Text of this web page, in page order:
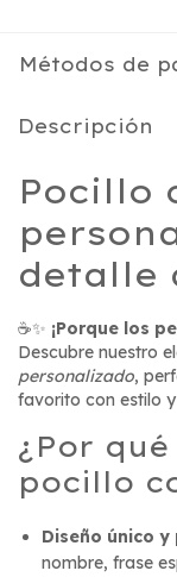
Métodos de
Descripción
Pocillo
detalle
☕✨ ¡Porque los
Descubre nuestro
personalizado,
favorito con estilo
¿Por
pocillo
Diseño único
nombre, frase